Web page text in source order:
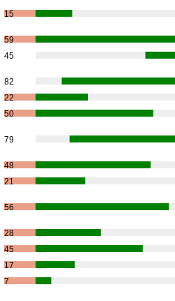
15
59
45
82
22
50
79
48
21
56
28
45
17
7